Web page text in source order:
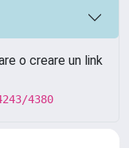
o creare un link
4380